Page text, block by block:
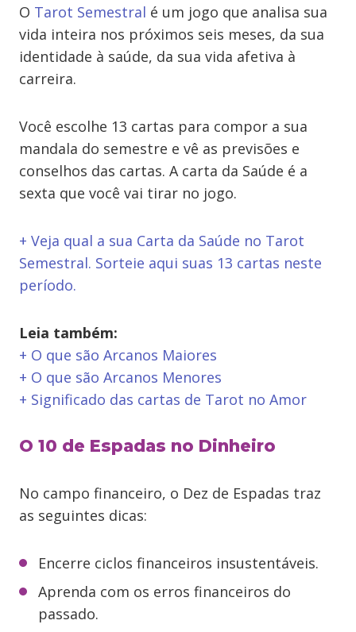
O Tarot Semestral é um jogo que analisa sua
vida inteira nos próximos seis meses, da sua
identidade à saúde, da sua vida afetiva à
carreira.
Você escolhe 13 cartas para compor a sua
mandala do semestre e vê as previsões e
conselhos das cartas. A carta da Saúde é a
sexta que você vai tirar no jogo.
+ Veja qual a sua Carta da Saúde no Tarot
Semestral. Sorteie aqui suas 13 cartas neste
período.
Leia também:
+ O que são Arcanos Maiores
+ O que são Arcanos Menores
+ Significado das cartas de Tarot no Amor
O 10 de Espadas no Dinheiro
No campo financeiro, o Dez de Espadas traz
as seguintes dicas:
Encerre ciclos financeiros insustentáveis.
Aprenda com os erros financeiros do
passado.